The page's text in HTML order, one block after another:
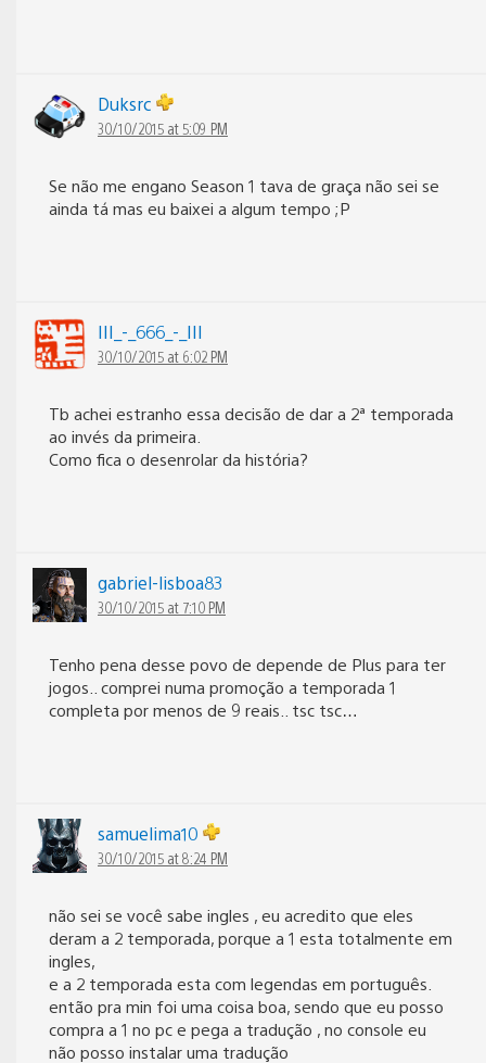
Duksrc
30/10/2015 at 5:09 PM
Se não me engano Season 1 tava de graça não sei se
ainda tá mas eu baixei a algum tempo ;P
III_-_666_-_III
30/10/2015 at 6:02 PM
Tb achei estranho essa decisão de dar a 2ª temporada
ao invés da primeira.
Como fica o desenrolar da história?
gabriel-lisboa83
30/10/2015 at 7:10 PM
Tenho pena desse povo de depende de Plus para ter
jogos.. comprei numa promoção a temporada 1
completa por menos de 9 reais.. tsc tsc…
samuelima10
30/10/2015 at 8:24 PM
não sei se você sabe ingles , eu acredito que eles
deram a 2 temporada, porque a 1 esta totalmente em
ingles,
e a 2 temporada esta com legendas em português.
então pra min foi uma coisa boa, sendo que eu posso
compra a 1 no pc e pega a tradução , no console eu
não posso instalar uma tradução